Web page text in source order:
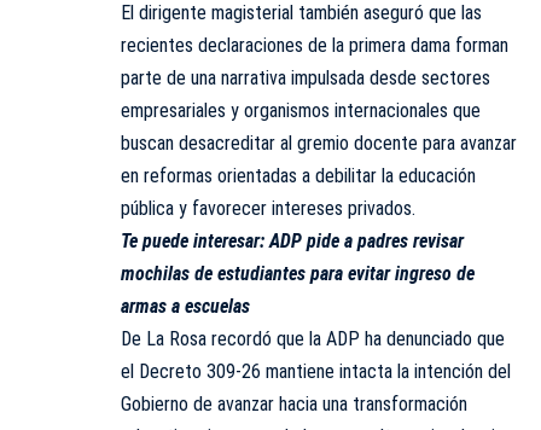
El dirigente magisterial también aseguró que las
recientes declaraciones de la primera dama forman
parte de una narrativa impulsada desde sectores
empresariales y organismos internacionales que
buscan desacreditar al gremio docente para avanzar
en reformas orientadas a debilitar la educación
pública y favorecer intereses privados.
Te puede interesar:ADP pide a padres revisar
mochilas de estudiantes para evitar ingreso de
armas a escuelas
De La Rosa recordó que la ADP ha denunciado que
el Decreto 309-26 mantiene intacta la intención del
Gobierno de avanzar hacia una transformación